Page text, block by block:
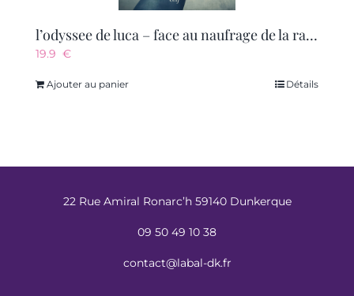
l’odyssee de luca – face au naufrage de la raison
19.9 €
Ajouter au panier Détails
22 Rue Amiral Ronarc’h 59140 Dunkerque
09 50 49 10 38
contact@labal-dk.fr